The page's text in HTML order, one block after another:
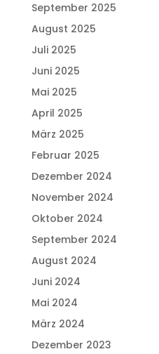
September 2025
August 2025
Juli 2025
Juni 2025
Mai 2025
April 2025
März 2025
Februar 2025
Dezember 2024
November 2024
Oktober 2024
September 2024
August 2024
Juni 2024
Mai 2024
März 2024
Dezember 2023